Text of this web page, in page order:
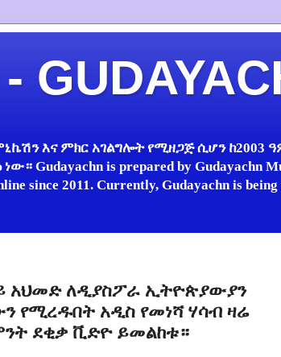
እና ምክር አገልግሎት የሚዘጋጅ ሲሆን ከ2003
Gudayachn is prepared by Gudayachn
since 2011. Currently, Gudayachn is
አህመድ ለዲያስፖራ ኢትዮጵያውያን
የሚረዱበት አዲስ የመነሻ ሃሳብ ዛሬ
ደቂቃ ቪድዮ ይመልከቱ።